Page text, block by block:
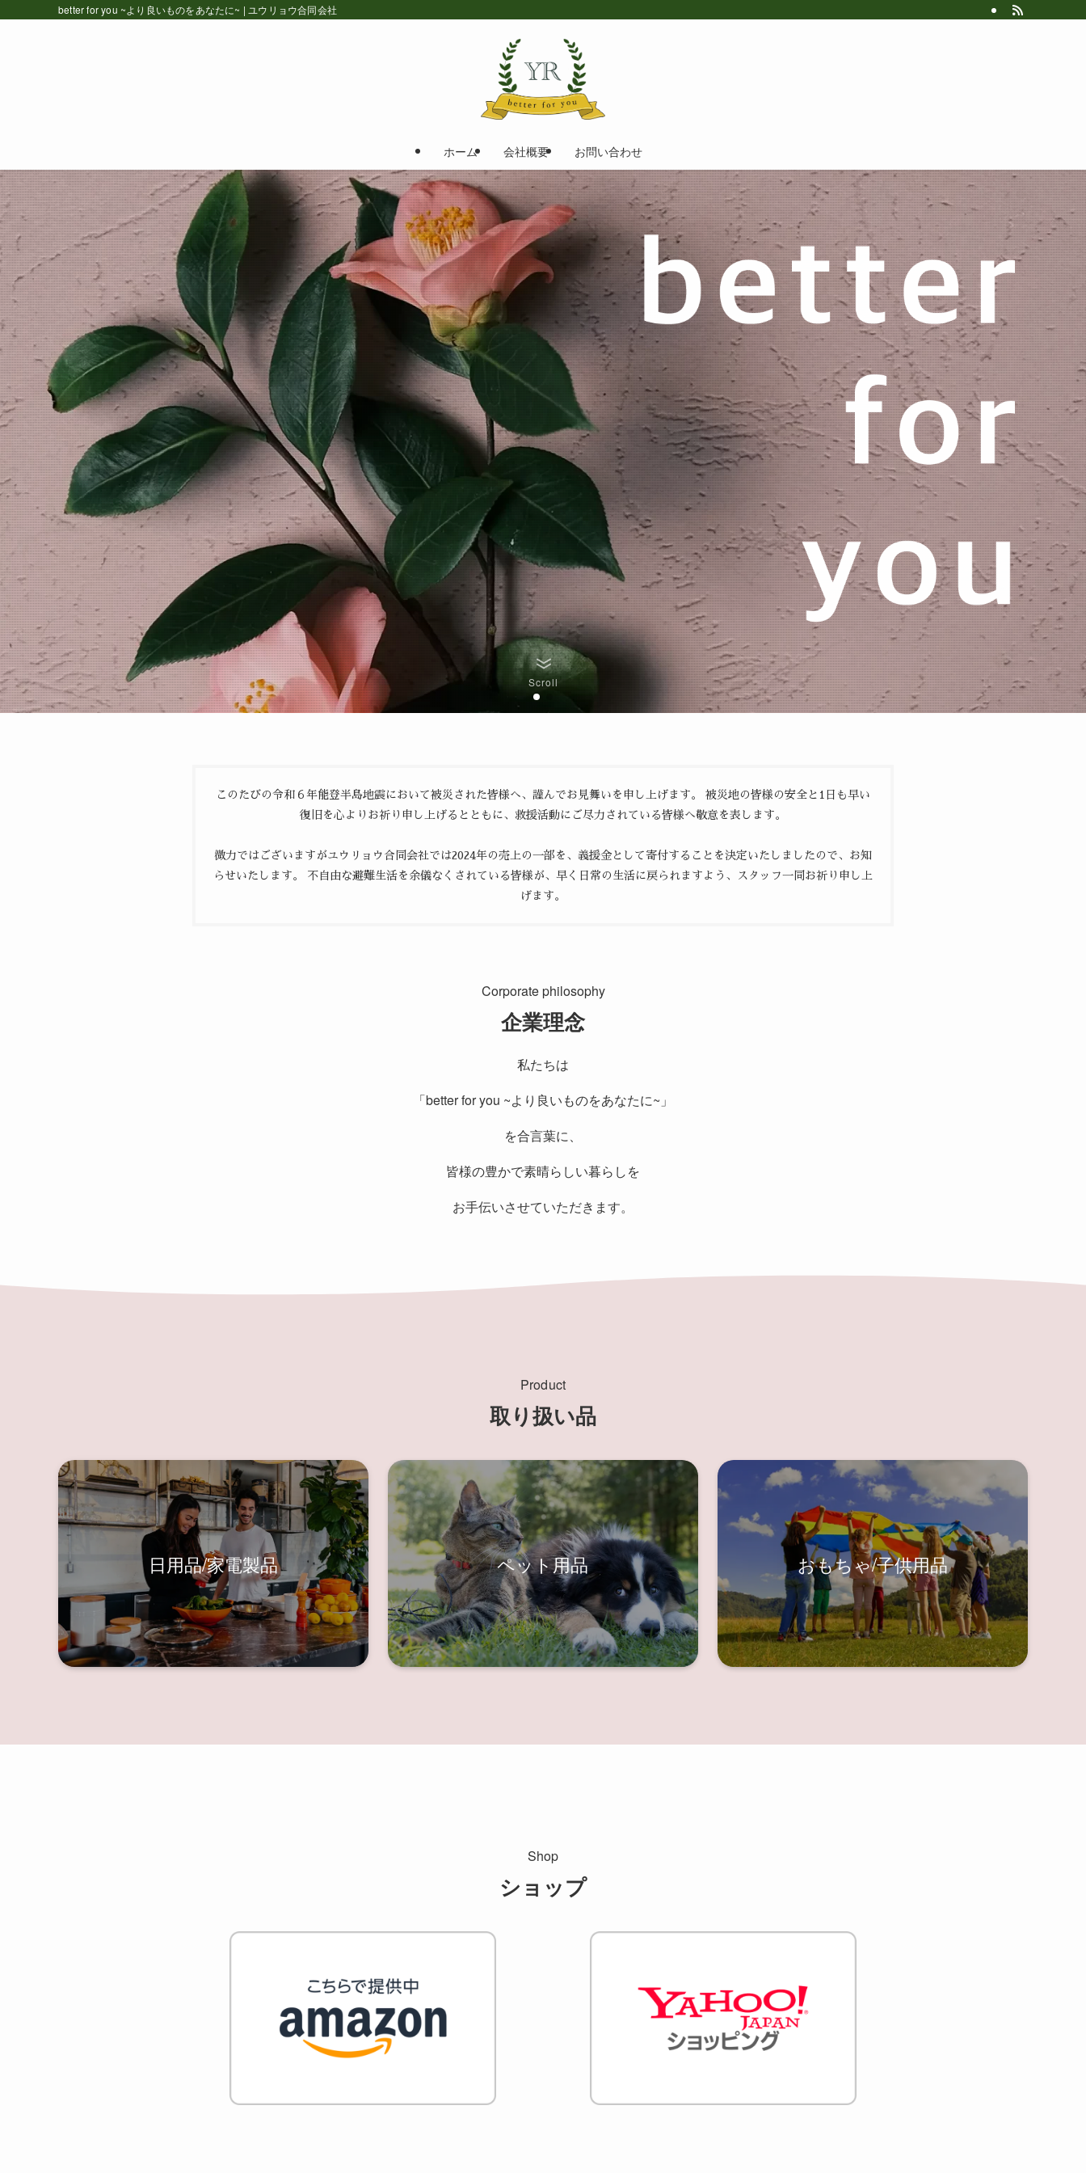
better for you ~より良いものをあなたに~ | ユウリョウ合同会社
ホーム 会社概要 お問い合わせ
Scroll
このたびの令和６年能登半島地震において被災された皆様へ、謹んでお見舞いを申し上げます。 被災地の皆様の安全と1日も早い
復旧を心よりお祈り申し上げるとともに、救援活動にご尽力されている皆様へ敬意を表します。
微力ではございますがユウリョウ合同会社では2024年の売上の一部を、義援金として寄付することを決定いたしましたので、お知
らせいたします。 不自由な避難生活を余儀なくされている皆様が、早く日常の生活に戻られますよう、スタッフ一同お祈り申し上
げます。
Corporate philosophy
企業理念
私たちは
「better for you ~より良いものをあなたに~」
を合言葉に、
皆様の豊かで素晴らしい暮らしを
お手伝いさせていただきます。
Product
取り扱い品
日用品/家電製品 ペット用品 おもちゃ/子供用品
Shop
ショップ